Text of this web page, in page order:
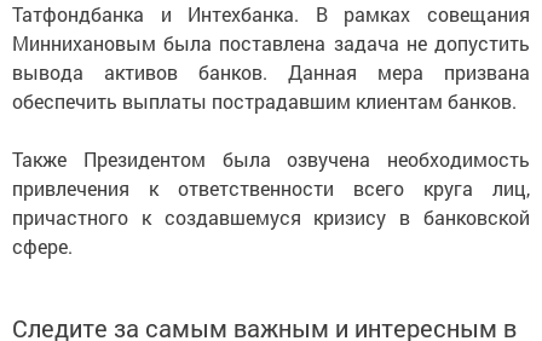
Татфондбанка и Интехбанка. В рамках совещания
Миннихановым была поставлена задача не допустить
вывода активов банков. Данная мера призвана
обеспечить выплаты пострадавшим клиентам банков.
Также Президентом была озвучена необходимость
привлечения к ответственности всего круга лиц,
причастного к создавшемуся кризису в банковской
сфере.
Следите за самым важным и интересным в